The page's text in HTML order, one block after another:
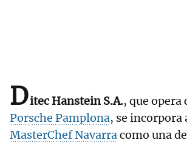
Ditec Hanstein S.A., que opera
Porsche Pamplona, se incorpora
MasterChef Navarracomo una